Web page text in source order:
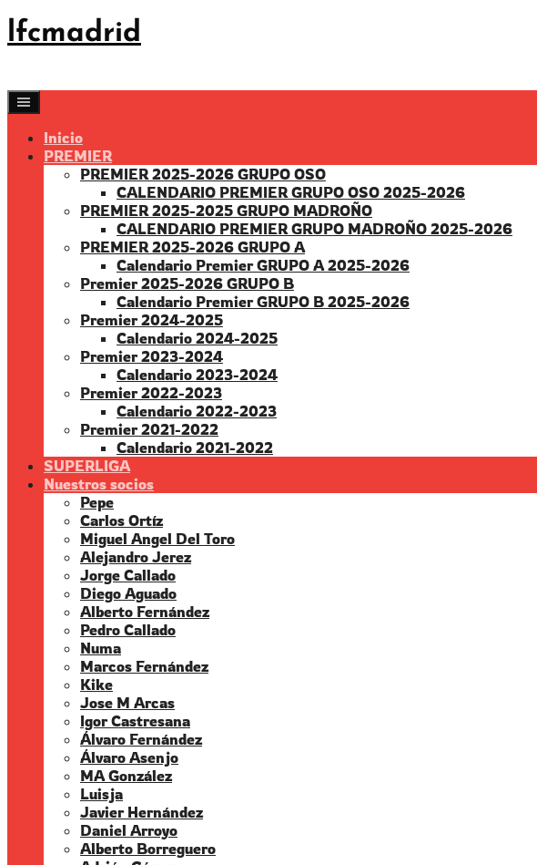
Saltar
al
lfcmadrid
Inicio
PREMIER
PREMIER 2025-2026 GRUPO OSO
CALENDARIO PREMIER GRUPO OSO 2025-2026
PREMIER 2025-2025 GRUPO MADROÑO
CALENDARIO PREMIER GRUPO MADROÑO 2025-2026
PREMIER 2025-2026 GRUPO A
Calendario Premier GRUPO A 2025-2026
Premier 2025-2026 GRUPO B
Calendario Premier GRUPO B 2025-2026
Premier 2024-2025
Calendario 2024-2025
Premier 2023-2024
Calendario 2023-2024
Premier 2022-2023
Calendario 2022-2023
Premier 2021-2022
Calendario 2021-2022
SUPERLIGA
Nuestros socios
Pepe
Carlos Ortíz
Miguel Angel Del Toro
Alejandro Jerez
Jorge Callado
Diego Aguado
Alberto Fernández
Pedro Callado
Numa
Marcos Fernández
Kike
Jose M Arcas
Igor Castresana
Álvaro Fernández
Álvaro Asenjo
MA González
Luisja
Javier Hernández
Daniel Arroyo
Alberto Borreguero